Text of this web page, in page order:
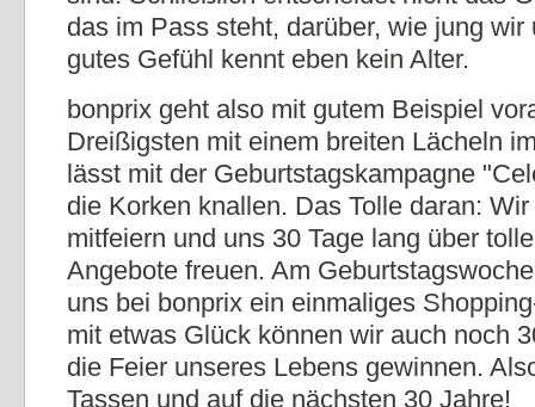
das im Pass steht, darüber, wie jung wir
gutes Gefühl kennt eben kein Alter.
bonprix geht also mit gutem Beispiel
Dreißigsten mit einem breiten Lächeln
lässt mit der Geburtstagskampagne
die Korken knallen. Das Tolle daran:
mitfeiern und uns 30 Tage lang über
Angebote freuen. Am
uns bei bonprix ein einmaliges
mit etwas Glück können wir auch noch
die Feier unseres Lebens gewinnen.
Tassen und auf die nächsten 30 Jahre!